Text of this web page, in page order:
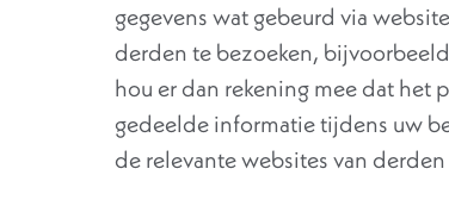
gegevens wat gebeurd via
derden te bezoeken,
hou er dan rekening mee dat
gedeelde informatie tijdens uw
de relevante websites van